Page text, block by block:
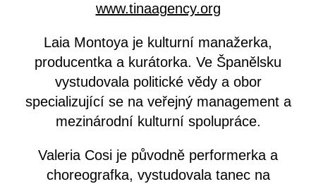
www.tinaagency.org
Laia Montoya je kulturní manažerka,
producentka a kurátorka. Ve Španělsku
vystudovala politické vědy a obor
specializující se na veřejný management a
mezinárodní kulturní spolupráce.
Valeria Cosi je původně performerka a
choreografka, vystudovala tanec na